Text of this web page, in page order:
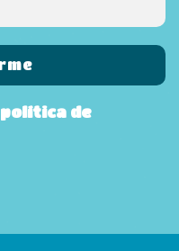
política de